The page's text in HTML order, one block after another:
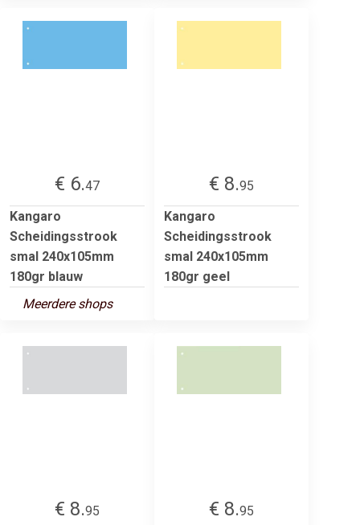
€ 6.47
Kangaro
Scheidingsstrook
smal 240x105mm
180gr blauw
Meerdere shops
€ 8.95
Kangaro
Scheidingsstrook
smal 240x105mm
180gr geel
€ 8.95
€ 8.95